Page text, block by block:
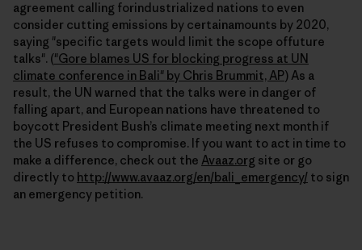
agreement calling forindustrialized nations to even
consider cutting emissions by certainamounts by 2020,
saying "specific targets would limit the scope offuture
talks". ("Gore blames US for blocking progress at UN
climate conference in Bali" by Chris Brummit, AP) As a
result, the UN warned that the talks were in danger of
falling apart, and European nations have threatened to
boycott President Bush’s climate meeting next month if
the US refuses to compromise. If you want to act in time to
make a difference, check out the Avaaz.org site or go
directly to http://www.avaaz.org/en/bali_emergency/ to sign
an emergency petition.